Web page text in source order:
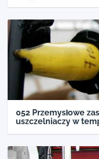
052 Przemysłowe
uszczelniaczy w